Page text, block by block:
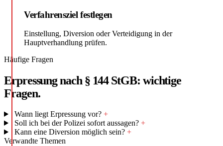
Verfahrensziel festlegen
Einstellung, Diversion oder Verteidigung in der
Hauptverhandlung prüfen.
Häufige Fragen
Erpressung nach § 144 StGB: wichtige
Fragen.
Wann liegt Erpressung vor? +
Soll ich bei der Polizei sofort aussagen? +
Kann eine Diversion möglich sein? +
Verwandte Themen